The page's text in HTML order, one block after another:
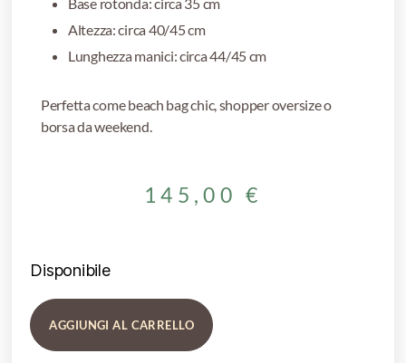
Altezza: circa 40/45 cm
Lunghezza manici: circa 44/45 cm
Perfetta come beach bag chic, shopper oversize o
borsa da weekend.
145,00 €
Disponibile
AGGIUNGI AL CARRELLO